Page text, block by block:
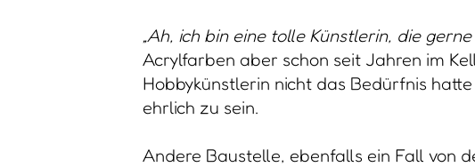
„Ah, ich bin eine tolle Künstlerin, die gerne
Acrylfarben aber schon seit Jahren im
Hobbykünstlerin nicht das Bedürfnis
ehrlich zu sein.
Andere Baustelle, ebenfalls ein Fall von